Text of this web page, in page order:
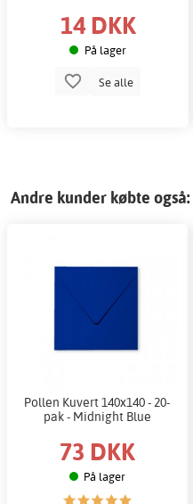
14 DKK
På lager
Se alle
Andre kunder købte også:
Pollen Kuvert 140x140 - 20-
pak - Midnight Blue
73 DKK
På lager